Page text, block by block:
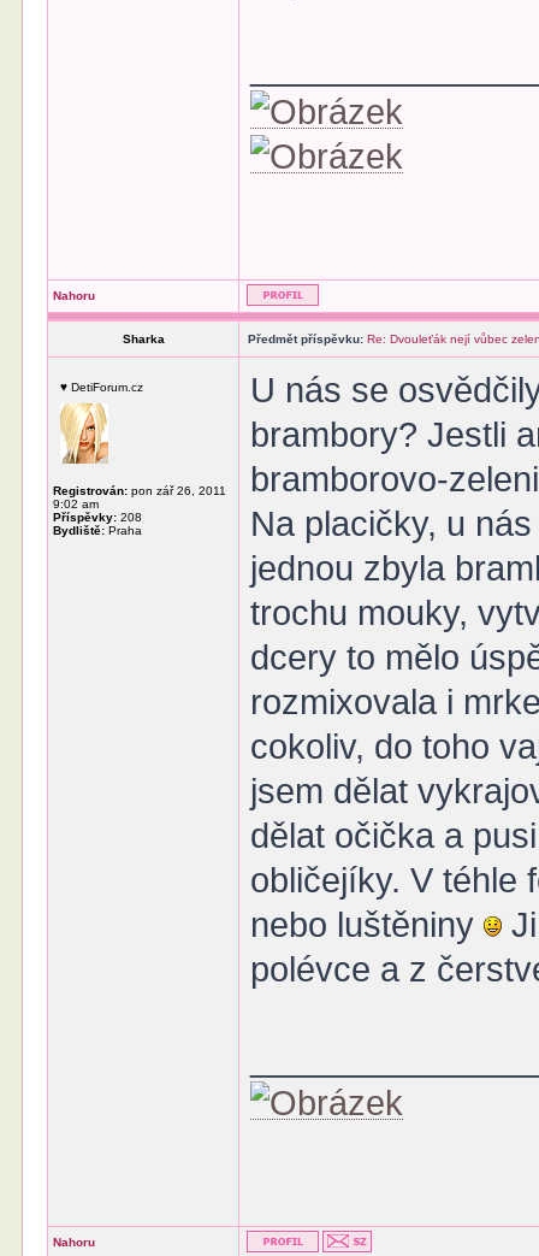
Nahoru
Sharka Předmět příspěvku: Re: Dvouleťák nejí vůbec
♥ DetiForum.cz
Registrován: pon zář 26, 2011
9:02 am
Příspěvky: 208
Bydliště: Praha
U nás se
brambory? Jestli
bramborovo-
Na placičky, u
jednou zbyla
trochu mouky,
dcery to mělo
rozmixovala i
cokoliv, do toho
jsem dělat
dělat očička a
obličejíky. V téhle
nebo luštěniny
polévce a z
Nahoru